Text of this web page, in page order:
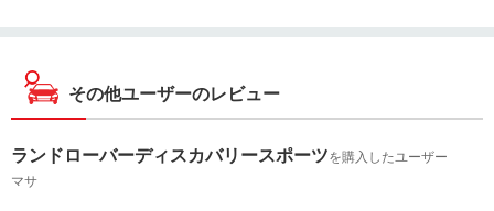
その他ユーザーのレビュー
ランドローバーディスカバリースポーツを購入したユーザー
マサ